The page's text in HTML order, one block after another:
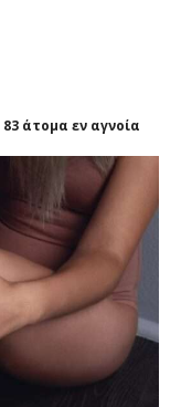
άτομα εν αγνοία